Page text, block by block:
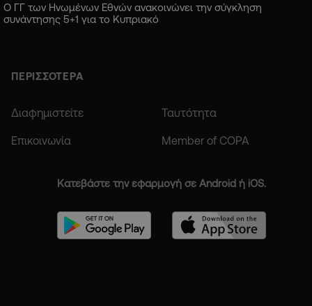
Ο ΓΓ των Ηνωμένων Εθνών ανακοινώνει την σύγκληση
συνάντησης 5+1 για το Κυπριακό
ΠΕΡΙΣΣΟΤΕΡΑ
Διαφημιστείτε Ταυτότητα
Επικοινωνία Member of COPA
Κατεβάστε την εφαρμογή σε Android ή iOS.